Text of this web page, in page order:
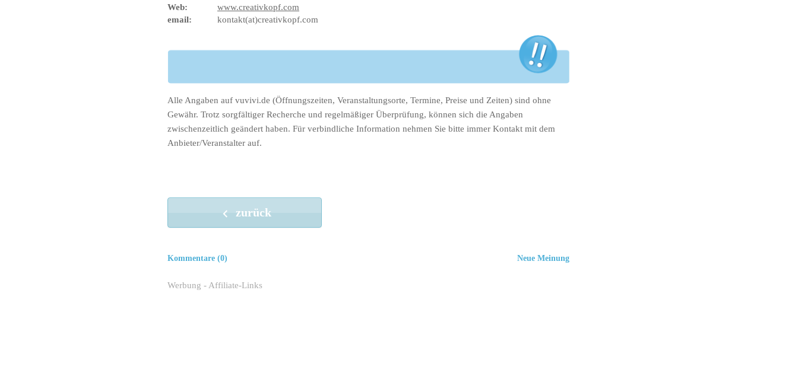
Web:
www.creativkopf.com
email:
kontakt(at)creativkopf.com
Alle Angaben auf vuvivi.de (Öffnungszeiten, Veranstaltungsorte, Termine, Preise und Zeiten) sind ohne
Gewähr. Trotz sorgfältiger Recherche und regelmäßiger Überprüfung, können sich die Angaben
zwischenzeitlich geändert haben. Für verbindliche Information nehmen Sie bitte immer Kontakt mit dem
Anbieter/Veranstalter auf.
zurück
Neue Meinung
Kommentare (0)
Werbung - Affiliate-Links